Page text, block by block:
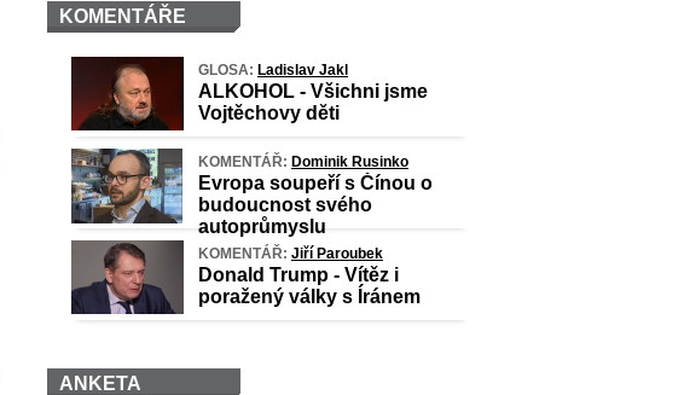
KOMENTÁŘE
GLOSA: Ladislav Jakl
ALKOHOL - Všichni jsme
Vojtěchovy děti
KOMENTÁŘ: Dominik Rusinko
Evropa soupeří s Čínou o
budoucnost svého
autoprůmyslu
KOMENTÁŘ: Jiří Paroubek
Donald Trump - Vítěz i
poražený války s Íránem
ANKETA